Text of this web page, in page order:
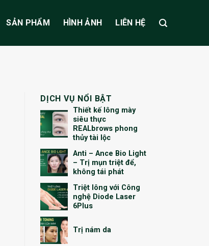
SẢN PHẨM HÌNH ẢNH LIÊN HỆ
DỊCH VỤ NỔI BẬT
Thiết kế lông mày
siêu thực
REALbrows phong
thủy tài lộc
Anti – Ance Bio Light
– Trị mụn triệt để,
không tái phát
Triệt lông với Công
nghệ Diode Laser
6Plus
Trị nám da